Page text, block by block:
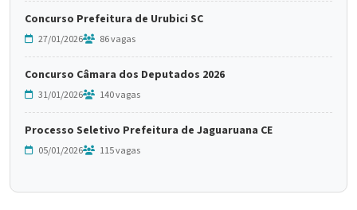
Concurso Prefeitura de Urubici SC
27/01/2026 86 vagas
Concurso Câmara dos Deputados 2026
31/01/2026 140 vagas
Processo Seletivo Prefeitura de Jaguaruana CE
05/01/2026 115 vagas